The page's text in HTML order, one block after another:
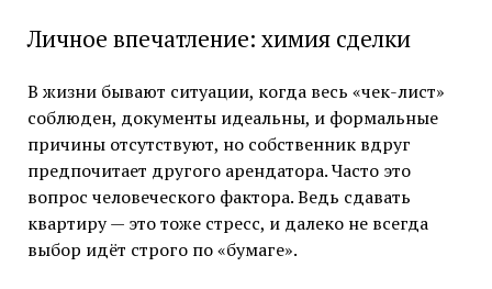
Личное впечатление: химия сделки
В жизни бывают ситуации, когда весь «чек-лист»
соблюден, документы идеальны, и формальные
причины отсутствуют, но собственник вдруг
предпочитает другого арендатора. Часто это
вопрос человеческого фактора. Ведь сдавать
квартиру — это тоже стресс, и далеко не всегда
выбор идёт строго по «бумаге».